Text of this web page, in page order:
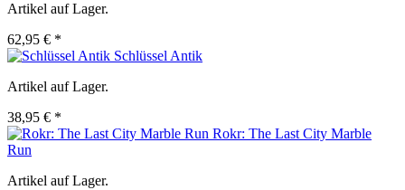
Artikel auf Lager.
62,95 € *
Schlüssel Antik
Artikel auf Lager.
38,95 € *
Rokr: The Last City Marble
Run
Artikel auf Lager.